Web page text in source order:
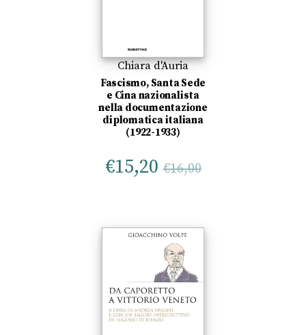
Chiara d'Auria
Fascismo, Santa Sede
e Cina nazionalista
nella documentazione
diplomatica italiana
(1922-1933)
€15,20 €16,00